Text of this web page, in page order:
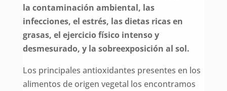
la contaminación ambiental, las
infecciones, el estrés, las dietas ricas en
grasas, el ejercicio físico intenso y
desmesurado, y la sobreexposición al sol.
Los principales antioxidantes presentes en los
alimentos de origen vegetal los encontramos